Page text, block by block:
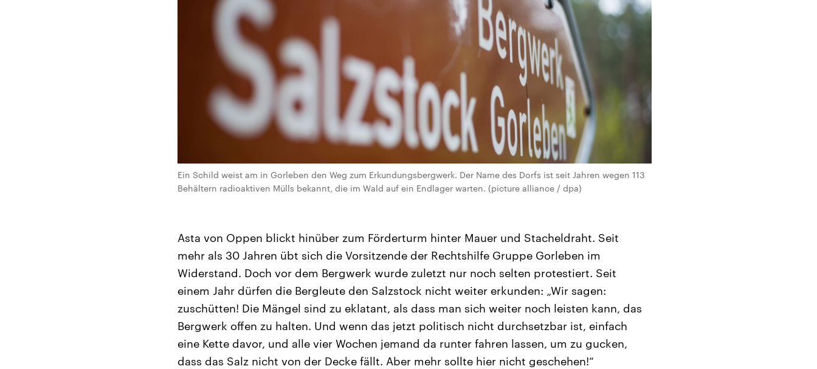
Ein Schild weist am in Gorleben den Weg zum Erkundungsbergwerk. Der Name des Dorfs ist seit Jahren wegen 113
Behältern radioaktiven Mülls bekannt, die im Wald auf ein Endlager warten. (picture alliance / dpa)
Asta von Oppen blickt hinüber zum Förderturm hinter Mauer und Stacheldraht. Seit
mehr als 30 Jahren übt sich die Vorsitzende der Rechtshilfe Gruppe Gorleben im
Widerstand. Doch vor dem Bergwerk wurde zuletzt nur noch selten protestiert. Seit
einem Jahr dürfen die Bergleute den Salzstock nicht weiter erkunden: „Wir sagen:
zuschütten! Die Mängel sind zu eklatant, als dass man sich weiter noch leisten kann, das
Bergwerk offen zu halten. Und wenn das jetzt politisch nicht durchsetzbar ist, einfach
eine Kette davor, und alle vier Wochen jemand da runter fahren lassen, um zu gucken,
dass das Salz nicht von der Decke fällt. Aber mehr sollte hier nicht geschehen!“